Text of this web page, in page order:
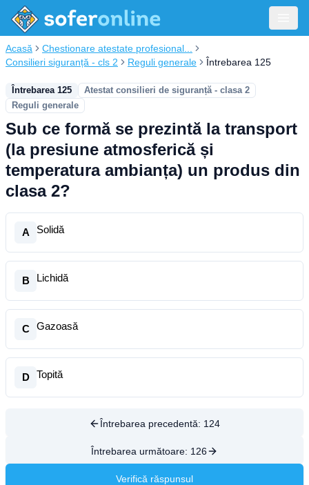
Acasă
Chestionare atestate profesional...
Consilieri siguranță - cls 2
Reguli generale Întrebarea 125
Întrebarea 125
Atestat consilieri de siguranță - clasa 2
Reguli generale
Sub ce formă se prezintă la transport
(la presiune atmosferică și
temperatura ambianța) un produs din
clasa 2?
A Solidă
B Lichidă
C Gazoasă
D Topită
Întrebarea precedentă: 124
Întrebarea următoare: 126
Verifică răspunsul